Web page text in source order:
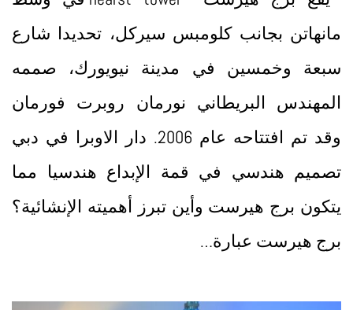
مانهاتن بجانب كلومبس سيركل، تحديدا شارع
سبعة وخمسين في مدينة نيويورك، صممه
المهندس البريطاني نورمان روبرت فورمان
وقد تم افتتاحه عام 2006. دار الاوبرا في دبي
تصميم هندسي في قمة الإبداع هندسيا مما
يتكون برج هيرست وأين تبرز أهميته الإنشائية؟
برج هيرست عبارة…